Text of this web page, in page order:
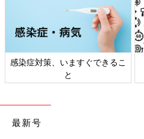
感染症対策、いますぐできるこ
と
最新号